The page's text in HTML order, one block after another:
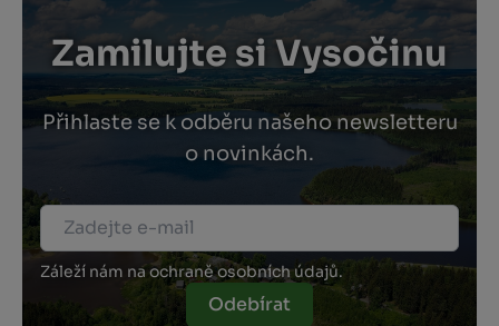
Zamilujte si Vysočinu
Přihlaste se k odběru našeho newsletteru
o novinkách.
Záleží nám na ochraně osobních údajů.
Odebírat